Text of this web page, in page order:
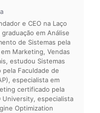
e CEO na Laço
em Análise
de Sistemas pela
em Marketing, Vendas
estudou Sistemas
pela Faculdade de
especialista em
certificado pela
University, especialista
Optimization